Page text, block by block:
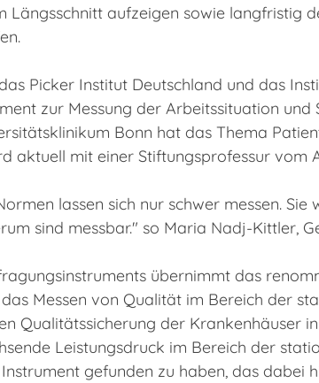
Längsschnitt aufzeigen sowie langfristig
Picker Institut Deutschland und das
zur Messung der Arbeitssituation
Bonn hat das Thema
aktuell mit einer Stiftungsprofessur vom
lassen sich nur schwer messen.
sind messbar." so Maria Nadj-Kittler,
übernimmt das
Messen von Qualität im Bereich der
Qualitätssicherung der Krankenhäuser
Leistungsdruck im Bereich der
gefunden zu haben, das